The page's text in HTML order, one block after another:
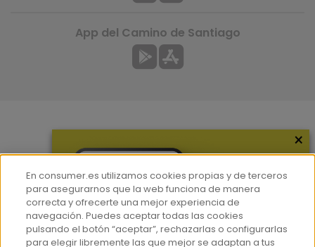
Hemeroteca
Contacto
Prensa
App del Camino de Santiago
×
En consumer.es utilizamos cookies propias y de terceros
para asegurarnos que la web funciona de manera
correcta y ofrecerte una mejor experiencia de
navegación. Puedes aceptar todas las cookies
pulsando el botón “aceptar”, rechazarlas o configurarlas
para elegir libremente las que mejor se adaptan a tus